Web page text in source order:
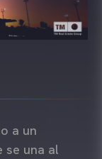
a un
se una al